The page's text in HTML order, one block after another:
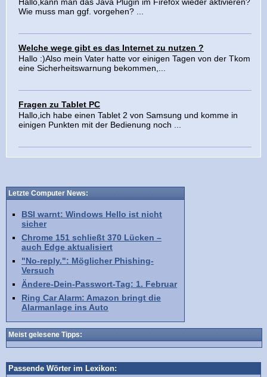
Wie muss man ggf. vorgehen? ...
Welche wege gibt es das Internet zu nutzen ?
Hallo :)Also mein Vater hatte vor einigen Tagen von der Tkom
eine Sicherheitswarnung bekommen,...
Fragen zu Tablet PC
Hallo,ich habe einen Tablet 2 von Samsung und komme in
einigen Punkten mit der Bedienung noch ...
Letzte Computer News:
BSI warnt: Windows Hello ist nicht
sicher
Chrome 151 schließt 370 Lücken –
auch Edge aktualisiert
"No-reply.": Möglicher Phishing-
Versuch
Ändere-Dein-Passwort-Tag: 1. Februar
Ring Car Alarm: Amazon bringt die
Alarmanlage ins Auto
Meist gelesene Tipps:
Passende Wörter im Lexikon: